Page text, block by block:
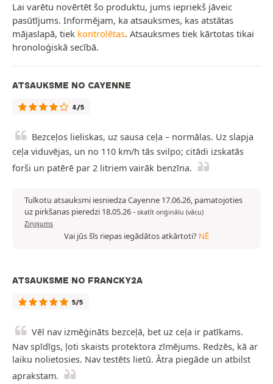
Lai varētu novērtēt šo produktu, jums iepriekš jāveic
pasūtījums. Informējam, ka atsauksmes, kas atstātas
mājaslapā, tiek kontrolētas. Atsauksmes tiek kārtotas tikai
hronoloģiskā secībā.
ATSAUKSME NO CAYENNE
4/5
Bezceļos lieliskas, uz sausa ceļa – normālas. Uz slapja
ceļa viduvējas, un no 110 km/h tās svilpo; citādi izskatās
forši un patērē par 2 litriem vairāk benzīna.
Tulkotu atsauksmi iesniedza Cayenne 17.06.26, pamatojoties
uz pirkšanas pieredzi 18.05.26- skatīt oriģinālu (vācu)
Ziņojums
Vai jūs šīs riepas iegādātos atkārtoti? NĒ
ATSAUKSME NO FRANCKY2A
5/5
Vēl nav izmēģināts bezceļā, bet uz ceļa ir patīkams.
Nav spīdīgs, ļoti skaists protektora zīmējums. Redzēs, kā ar
laiku nolietosies. Nav testēts lietū. Ātra piegāde un atbilst
aprakstam.